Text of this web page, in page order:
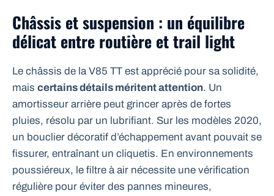
Châssis et suspension : un équilibre
délicat entre routière et trail light
Le châssis de la V85 TT est apprécié pour sa solidité,
mais certains détails méritent attention. Un
amortisseur arrière peut grincer après de fortes
pluies, résolu par un lubrifiant. Sur les modèles 2020,
un bouclier décoratif d’échappement avant pouvait se
fissurer, entraînant un cliquetis. En environnements
poussiéreux, le filtre à air nécessite une vérification
régulière pour éviter des pannes mineures,